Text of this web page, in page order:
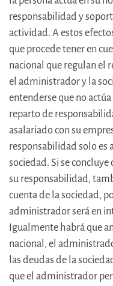
responsabilidad y
actividad. A estos
que procede tener en
nacional que regulan el
el administrador y la
entenderse que no
reparto de
asalariado con su
responsabilidad solo es
sociedad. Si se
su responsabilidad,
cuenta de la sociedad,
administrador será en
Igualmente habrá que
nacional, el
las deudas de la
que el administrador